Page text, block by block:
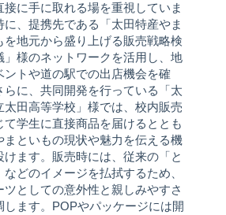
接に手に取れる場を重視していま
に、提携先である「太田特産やま
を地元から盛り上げる販売戦略検
」様のネットワークを活用し、地
ントや道の駅での出店機会を確
らに、共同開発を行っている「太
太田高等学校」様では、校内販売
て学生に直接商品を届けるととも
まといもの現状や魅力を伝える機
けます。販売時には、従来の「と
などのイメージを払拭するため、
ツとしての意外性と親しみやすさ
します。POPやパッケージには開